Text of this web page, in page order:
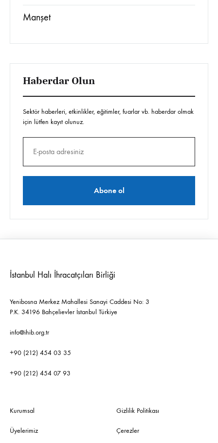
Manşet
Haberdar Olun
Sektör haberleri, etkinlikler, eğitimler, fuarlar vb. haberdar olmak
için lütfen kayıt olunuz.
İstanbul Halı İhracatçıları Birliği
Yenibosna Merkez Mahallesi Sanayi Caddesi No: 3
P.K. 34196 Bahçelievler İstanbul Türkiye
info@ihib.org.tr
+90 (212) 454 03 35
+90 (212) 454 07 93
Kurumsal
Üyelerimiz
Gizlilik Politikası
Çerezler